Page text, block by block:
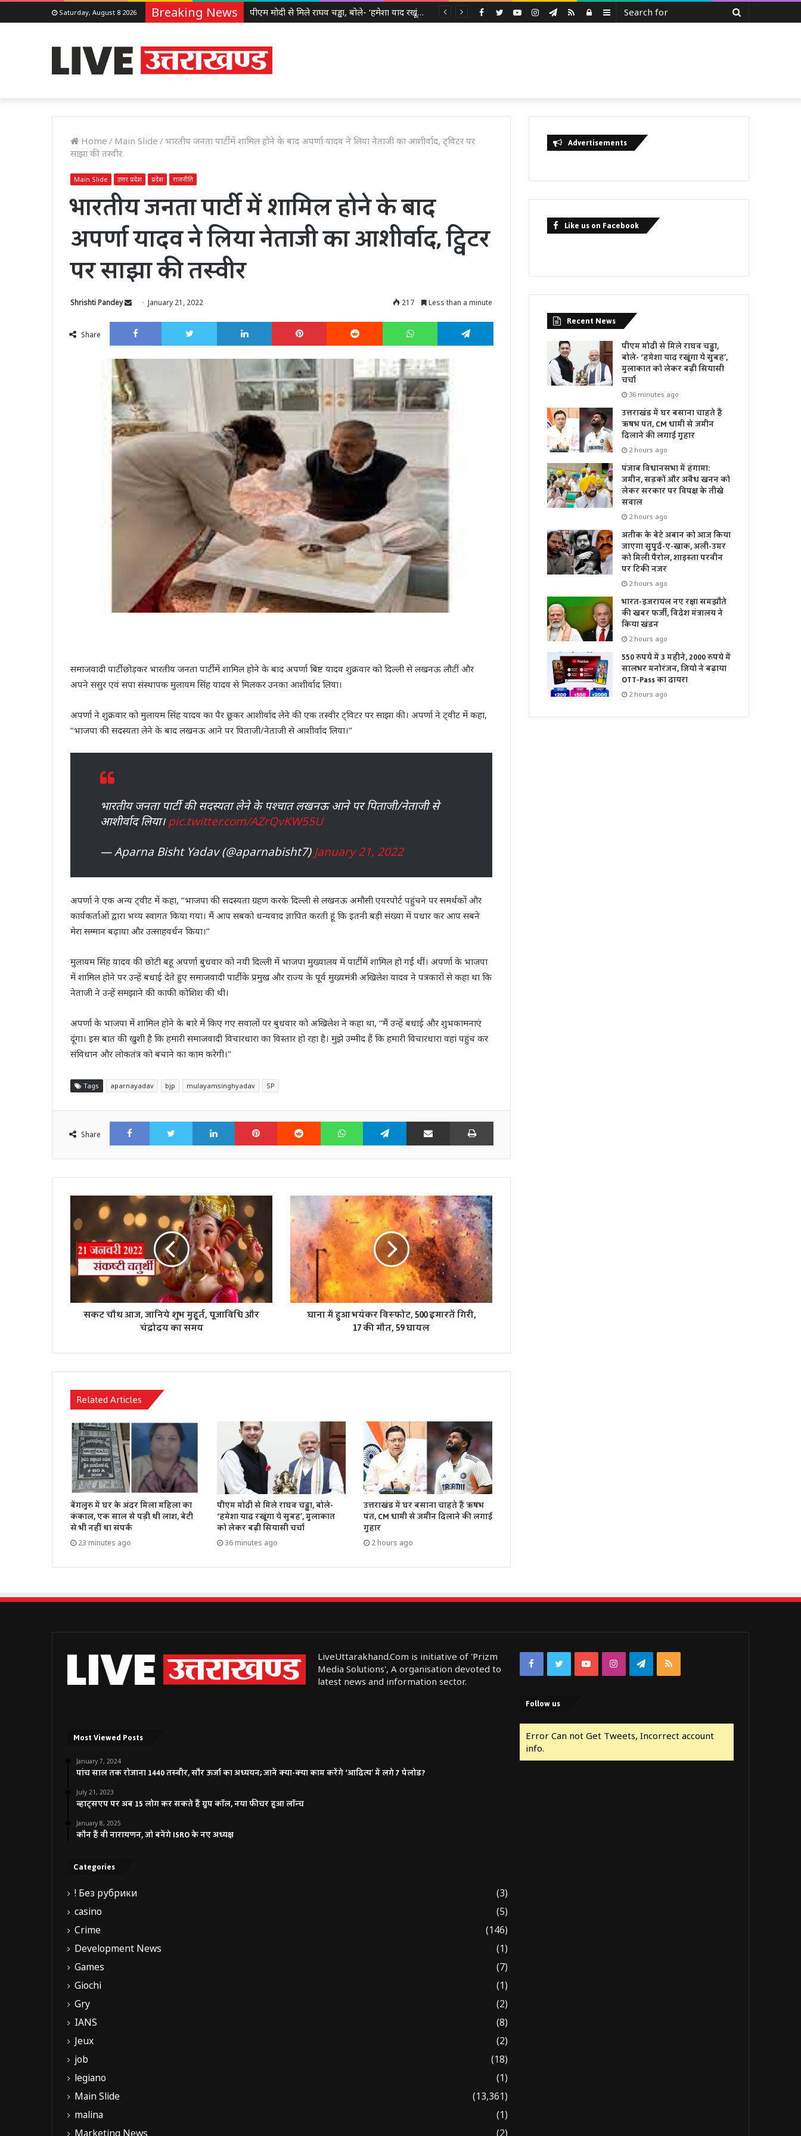
Saturday, August 8 2026 Breaking News पीएम मोदी से मिले राघव चड्ढा, बोले- ‘हमेशा याद रखूंगा ये सुबह’, मुलाकात को लेकर बढ़ी सियासी चर्चा Sidebar
Log
RSS
Telegram
Instagram
YouTube
Twitter
Facebook
Home / Main Slide / भारतीय जनता पार्टी में शामिल होने के बाद अपर्णा यादव ने लिया नेताजी का आशीर्वाद, ट्विटर पर
साझा की तस्वीर
Main Slide उत्तर प्रदेश प्रदेश राजनीति
भारतीय जनता पार्टी में शामिल होने के बाद
अपर्णा यादव ने लिया नेताजी का आशीर्वाद, ट्विटर
पर साझा की तस्वीर
Shrishti Pandey
Send
email
January 21, 2022 217 Less than a minute
Share
Facebook Twitter LinkedIn Pinterest Reddit WhatsApp Telegram
समाजवादी पार्टी छोड़कर भारतीय जनता पार्टी में शामिल होने के बाद अपर्णा बिष्ट यादव शुक्रवार को दिल्ली से लखनऊ लौटीं और
अपने ससुर एवं सपा संस्थापक मुलायम सिंह यादव से मिलकर उनका आशीर्वाद लिया।
अपर्णा ने शुक्रवार को मुलायम सिंह यादव का पैर छूकर आशीर्वाद लेने की एक तस्वीर ट्विटर पर साझा की। अपर्णा ने ट्वीट में कहा,
‘‘भाजपा की सदस्यता लेने के बाद लखनऊ आने पर पिताजी/नेताजी से आशीर्वाद लिया।’’
भारतीय जनता पार्टी की सदस्यता लेने के पश्चात लखनऊ आने पर पिताजी/नेताजी से
आशीर्वाद लिया।pic.twitter.com/AZrQvKW55U
— Aparna Bisht Yadav (@aparnabisht7)January 21, 2022
अपर्णा ने एक अन्य ट्वीट में कहा, ‘‘भाजपा की सदस्यता ग्रहण करके दिल्ली से लखनऊ अमौसी एयरपोर्ट पहुंचने पर समर्थकों और
कार्यकर्ताओं द्वारा भव्‍य स्‍वागत किया गया। मैं आप सबको धन्यवाद ज्ञापित करती हूं कि इतनी बड़ी संख्या में पधार कर आप सबने
मेरा सम्मान बढ़ाया और उत्साहवर्धन किया।’’
मुलायम सिंह यादव की छोटी बहू अपर्णा बुधवार को नयी दिल्ली में भाजपा मुख्यालय में पार्टी में शामिल हो गईं थीं। अपर्णा के भाजपा
में शामिल होने पर उन्हें बधाई देते हुए समाजवादी पार्टी के प्रमुख और राज्य के पूर्व मुख्यमंत्री अखिलेश यादव ने पत्रकारों से कहा था कि
नेताजी ने उन्हें समझाने की काफी कोशिश की थी।
अपर्णा के भाजपा में शामिल होने के बारे में किए गए सवालों पर बुधवार को अखिलेश ने कहा था, ‘‘मैं उन्हें बधाई और शुभकामनाएं
दूंगा। इस बात की खुशी है कि हमारी समाजवादी विचारधारा का विस्तार हो रहा है। मुझे उम्मीद हैं कि हमारी विचारधारा वहां पहुंच कर
संविधान और लोकतंत्र को बचाने का काम करेगी।’’
Tags aparnayadav bjp mulayamsinghyadav SP
Share
FacebookTwitter LinkedIn Pinterest Reddit WhatsAppTelegram Share via Email Print
सकट चौथ आज, जानिये शुभ मुहूर्त, पूजाविधि और
चंद्रोदय का समय
घाना में हुआ भयंकर विस्फोट, 500 इमारतें गिरी,
17 की मौत, 59 घायल
Related Articles
बेंगलुरु में घर के अंदर मिला महिला का
कंकाल, एक साल से पड़ी थी लाश, बेटी
से भी नहीं था संपर्क
23 minutes ago
पीएम मोदी से मिले राघव चड्ढा, बोले-
‘हमेशा याद रखूंगा ये सुबह’, मुलाकात
को लेकर बढ़ी सियासी चर्चा
36 minutes ago
उत्तराखंड में घर बसाना चाहते हैं ऋषभ
पंत, CM धामी से जमीन दिलाने की लगाई
गुहार
2 hours ago
Advertisements
Like us on Facebook
Recent News
पीएम मोदी से मिले राघव चड्ढा,
बोले- ‘हमेशा याद रखूंगा ये सुबह’,
मुलाकात को लेकर बढ़ी सियासी
चर्चा
36 minutes ago
उत्तराखंड में घर बसाना चाहते हैं
ऋषभ पंत, CM धामी से जमीन
दिलाने की लगाई गुहार
2 hours ago
पंजाब विधानसभा में हंगामा:
जमीन, सड़कों और अवैध खनन को
लेकर सरकार पर विपक्ष के तीखे
सवाल
2 hours ago
अतीक के बेटे अबान को आज किया
जाएगा सुपुर्द-ए-खाक, अली-उमर
को मिली पैरोल, शाइस्ता परवीन
पर टिकी नजर
2 hours ago
भारत-इजरायल नए रक्षा समझौते
की खबर फर्जी, विदेश मंत्रालय ने
किया खंडन
2 hours ago
550 रुपये में 3 महीने, 2000 रुपये में
सालभर मनोरंजन, जियो ने बढ़ाया
OTT-Pass का दायरा
2 hours ago
LiveUttarakhand.Com is initiative of 'Prizm
Media Solutions', A organisation devoted to
latest news and information sector.
Most Viewed Posts
January 7, 2024
पांच साल तक रोजाना 1440 तस्वीर, सौर ऊर्जा का अध्ययन; जानें क्या-क्या काम करेंगे ‘आदित्य’ में लगे 7 पेलोड?
July 21, 2023
व्हाट्सएप पर अब 15 लोग कर सकते हैं ग्रुप कॉल, नया फीचर हुआ लॉन्च
January 8, 2025
कौन हैं वी नारायणन, जो बनेंगे ISRO के नए अध्यक्ष
Categories
! Без рубрики
(3)
casino
(5)
Crime
(146)
Development News
(1)
Games
(7)
Giochi
(1)
Gry
(2)
IANS
(8)
Jeux
(2)
job
(18)
legiano
(1)
Main Slide
(13,361)
malina
(1)
Marketing News
(2)
FacebookTwitterYouTubeInstagramTelegram
RSS
Follow us
Error Can not Get Tweets, Incorrect account
info.